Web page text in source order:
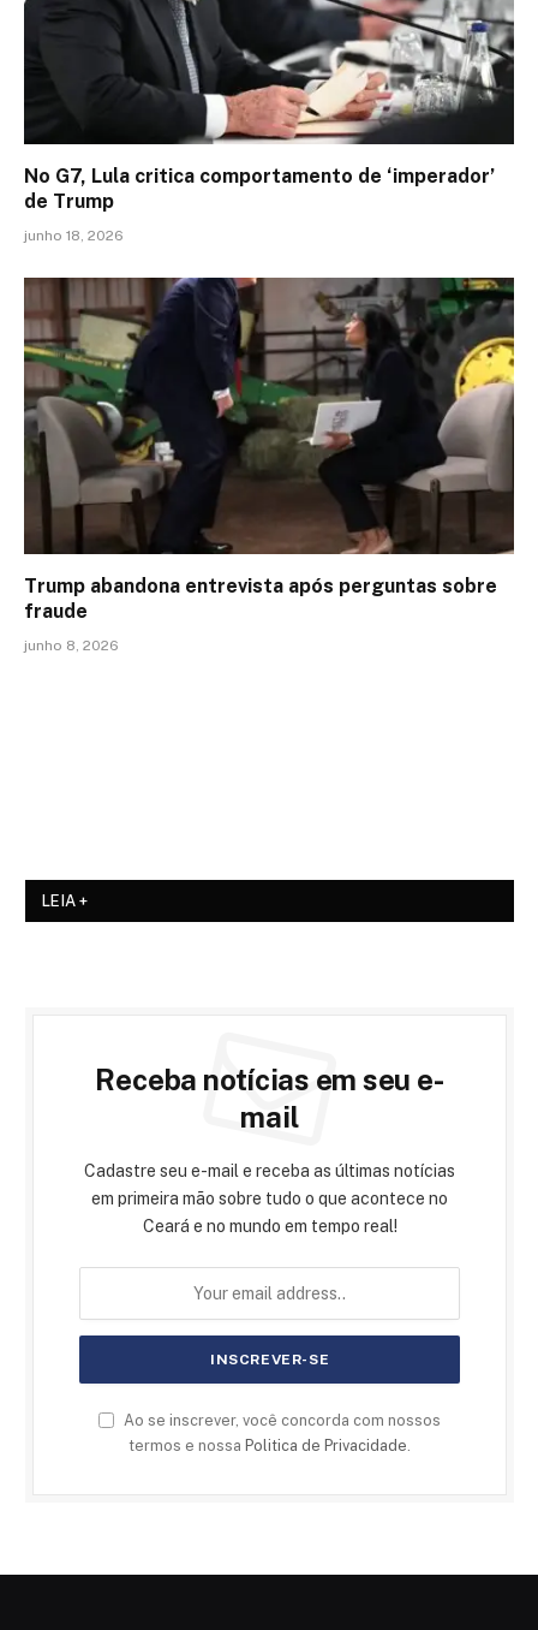
No G7, Lula critica comportamento de ‘imperador’
de Trump
junho 18, 2026
Trump abandona entrevista após perguntas sobre
fraude
junho 8, 2026
LEIA +
Receba notícias em seu e-
mail
Cadastre seu e-mail e receba as últimas notícias
em primeira mão sobre tudo o que acontece no
Ceará e no mundo em tempo real!
Ao se inscrever, você concorda com nossos
termos e nossa Politica de Privacidade